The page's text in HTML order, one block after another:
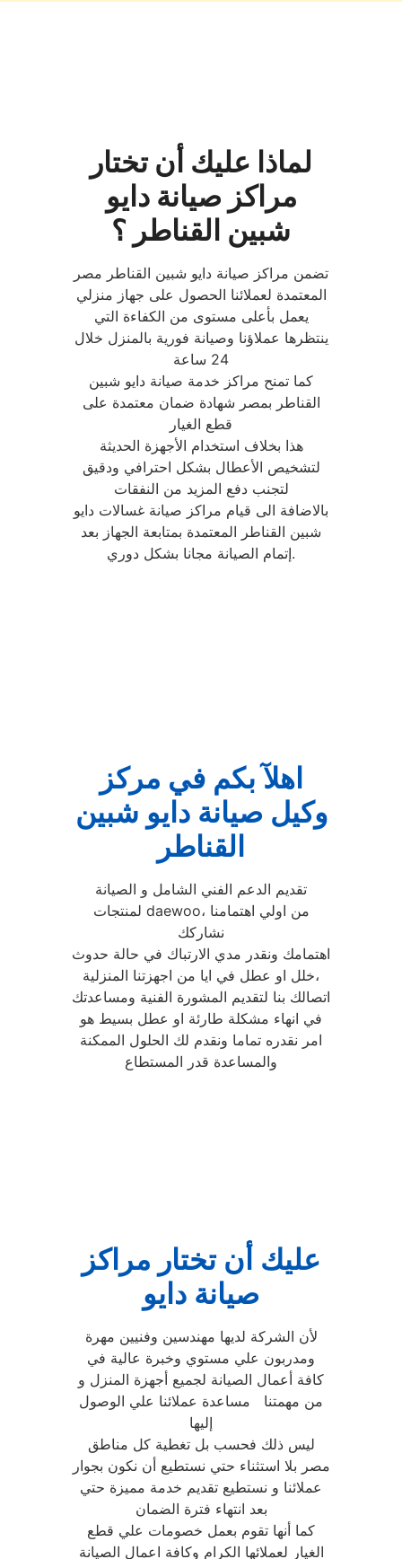
لماذا عليك أن تختار
مراكز صيانة دايو
شبين القناطر ؟
تضمن مراكز صيانة دايو شبين القناطر مصر
المعتمدة لعملائنا الحصول على جهاز منزلي
يعمل بأعلى مستوى من الكفاءة التي
ينتظرها عملاؤنا وصيانة فورية بالمنزل خلال
24 ساعة
كما تمنح مراكز خدمة صيانة دايو شبين
القناطر بمصر شهادة ضمان معتمدة على
قطع الغيار
هذا بخلاف استخدام الأجهزة الحديثة
لتشخيص الأعطال بشكل احترافي ودقيق
لتجنب دفع المزيد من النفقات
بالاضافة الى قيام مراكز صيانة غسالات دايو
شبين القناطر المعتمدة بمتابعة الجهاز بعد
إتمام الصيانة مجانا بشكل دوري.
اهلآ بكم في مركز
وكيل صيانة دايو شبين
القناطر
تقديم الدعم الفني الشامل و الصيانة
لمنتجات daewooمن اولي اهتمامنا ،
نشاركك
اهتمامك ونقدر مدي الارتباك في حالة حدوث
خلل او عطل في ايا من اجهزتنا المنزلية،
اتصالك بنا لتقديم المشورة الفنية ومساعدتك
في انهاء مشكلة طارئة او عطل بسيط هو
امر نقدره تماما ونقدم لك الحلول الممكنة
والمساعدة قدر المستطاع
عليك أن تختار مراكز
صيانة دايو
لأن الشركة لديها مهندسين وفنيين مهرة
ومدربون علي مستوي وخبرة عالية في
كافة أعمال الصيانة لجميع أجهزة المنزل و
من مهمتنا مساعدة عملائنا علي الوصول
إليها
ليس ذلك فحسب بل تغطية كل مناطق
مصر بلا استثناء حتي نستطيع أن نكون بجوار
عملائنا و نستطيع تقديم خدمة مميزة حتي
بعد انتهاء فترة الضمان
كما أنها تقوم بعمل خصومات علي قطع
الغيار لعملائها الكرام وكافة اعمال الصيانة